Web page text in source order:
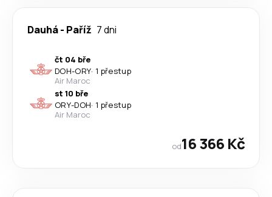
Dauhá- Paříž 7 dni
čt 04 bře
DOH-ORY· 1 přestup
Air Maroc
st 10 bře
ORY-DOH· 1 přestup
Air Maroc
od16 366 Kč